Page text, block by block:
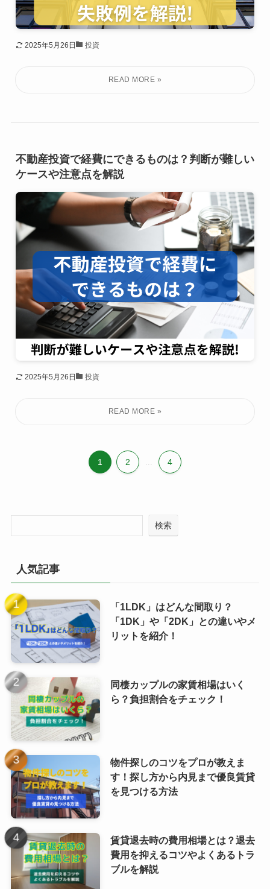
2025年5月26日 投資
不動産投資で経費にできるものは？判断が難しい
ケースや注意点を解説
2025年5月26日 投資
1 2 ... 4
検索
人気記事
「1LDK」はどんな間取り？
「1DK」や「2DK」との違いやメ
リットを紹介！
同棲カップルの家賃相場はいく
ら？負担割合をチェック！
物件探しのコツをプロが教えま
す！探し方から内見まで優良賃貸
を見つける方法
賃貸退去時の費用相場とは？退去
費用を抑えるコツやよくあるトラ
ブルを解説